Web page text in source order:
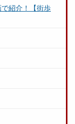
紹介！【街歩